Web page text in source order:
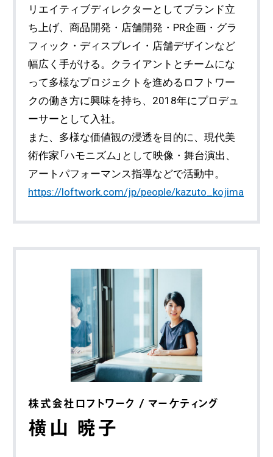
リエイティブディレクターとしてブランド立
ち上げ、商品開発・店舗開発・PR企画・グラ
フィック・ディスプレイ・店舗デザインなど
幅広く手がける。クライアントとチームにな
って多様なプロジェクトを進めるロフトワー
クの働き方に興味を持ち、2018年にプロデュ
ーサーとして入社。
また、多様な価値観の浸透を目的に、現代美
術作家「ハモニズム」として映像・舞台演出、
アートパフォーマンス指導などで活動中。
https://loftwork.com/jp/people/kazuto_kojima
株式会社ロフトワーク / マーケティング
横山 暁子